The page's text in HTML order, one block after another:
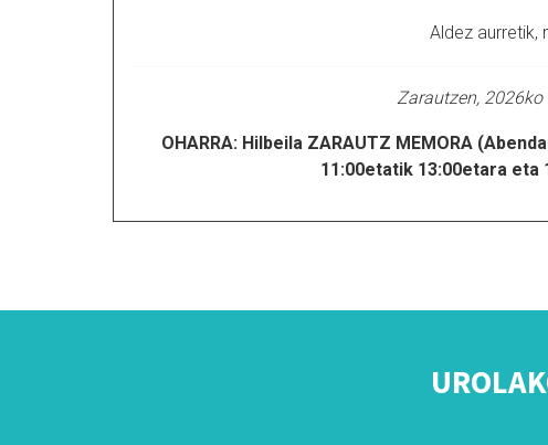
Aldez aurretik,
Zarautzen,
OHARRA: Hilbeila ZARAUTZ MEMORA
11:00etatik 13:00etara eta